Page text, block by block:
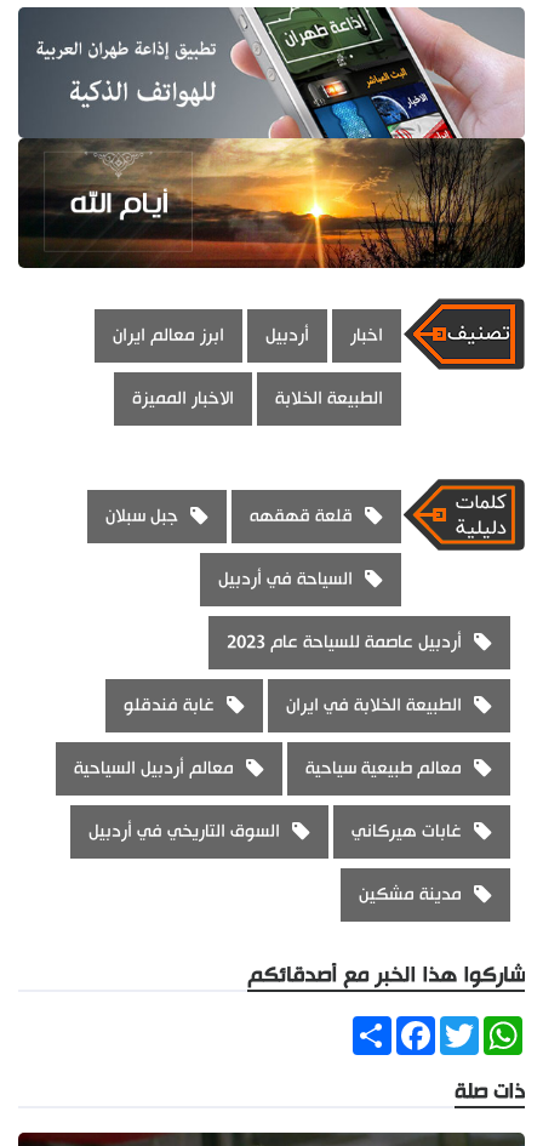
اخبار أردبيل ابرز معالم ايران
الطبيعة الخلابة الاخبار المميزة
قلعة قهقهه جبل سبلان
السياحة في أردبيل
أردبيل عاصمة للسياحة عام 2023
الطبيعة الخلابة في ايران غابة فندقلو
معالم طبيعية سياحية معالم أردبيل السياحية
غابات هيركاني السوق التاريخي في أردبيل
مدينة مشكين
شاركوا هذا الخبر مع أصدقائكم
ShareFacebookTwitter
WhatsApp
ذات صلة